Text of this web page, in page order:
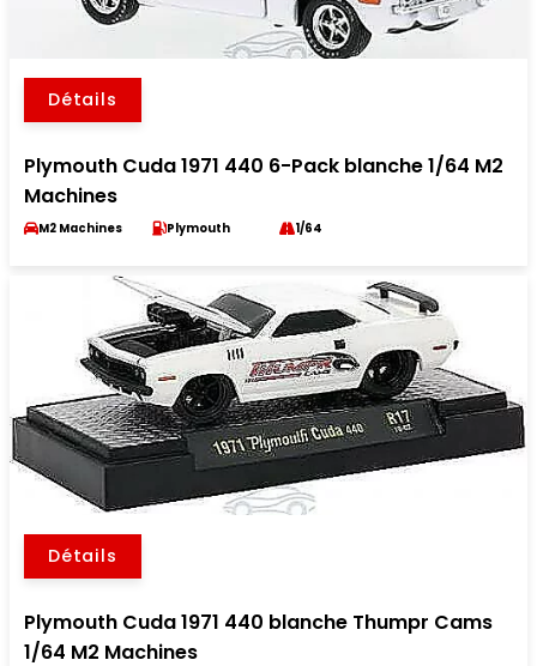
Détails
Plymouth Cuda 1971 440 6-Pack blanche 1/64 M2
Machines
M2 Machines Plymouth 1/64
Détails
Plymouth Cuda 1971 440 blanche Thumpr Cams
1/64 M2 Machines